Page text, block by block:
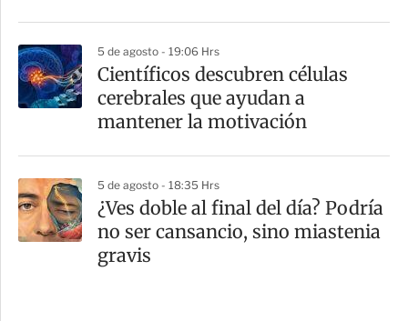
5 de agosto - 19:06 Hrs
Científicos descubren células
cerebrales que ayudan a
mantener la motivación
5 de agosto - 18:35 Hrs
¿Ves doble al final del día? Podría
no ser cansancio, sino miastenia
gravis